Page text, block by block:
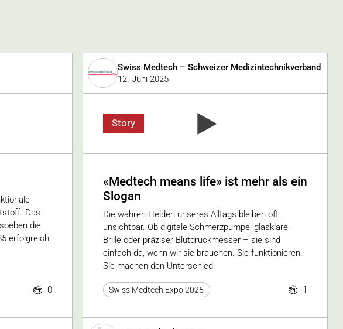
Das
die
erfolgreich
0
Swiss Medtech – Schweizer Medizintechnikverband
12. Juni 2025
Story
«Medtech means life» ist mehr als ein
Slogan
Die wahren Helden unseres Alltags bleiben oft
unsichtbar. Ob digitale Schmerzpumpe, glasklare
Brille oder präziser Blutdruckmesser – sie sind
einfach da, wenn wir sie brauchen. Sie funktionieren.
Sie machen den Unterschied.
Swiss Medtech Expo 2025 1